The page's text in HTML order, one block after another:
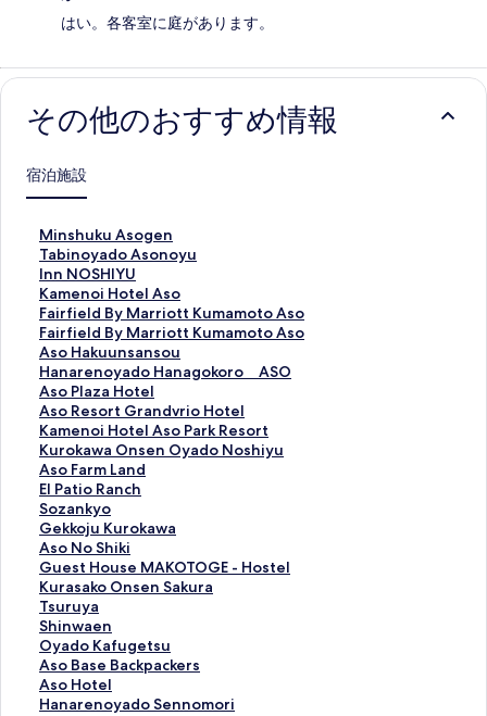
はい。各客室に庭があります。
その他のおすすめ情報
宿泊施設
Minshuku Asogen
M
i
n
s
h
u
k
u
A
s
o
g
e
n
の
ペ
ー
ジ
を
開
く
リ
ン
ク
Tabinoyado Asonoyu
T
a
b
i
n
o
y
a
d
o
A
s
o
n
o
y
u
の
ペ
ー
ジ
を
開
く
Inn NOSHIYU
I
n
n
N
O
S
H
I
Y
U
の
ペ
ー
ジ
を
開
く
リ
ン
ク
Kamenoi Hotel Aso
K
a
m
e
n
o
i
H
o
t
e
l
A
s
o
の
ペ
ー
ジ
を
開
く
Fairfield By Marriott Kumamoto Aso
F
a
i
r
f
i
e
l
d
B
y
M
a
r
r
i
o
t
t
K
u
Fairfield By Marriott Kumamoto Aso
F
a
i
r
f
i
e
l
d
B
y
M
a
r
r
i
o
t
t
K
Aso Hakuunsansou
A
s
o
H
a
k
u
u
n
s
a
n
s
o
u
の
ペ
ー
ジ
Hanarenoyado Hanagokoro ASO
H
a
n
a
r
e
n
o
y
a
d
o
H
a
n
a
g
o
Aso Plaza Hotel
A
s
o
P
l
a
z
a
H
o
t
e
l
の
ペ
ー
ジ
Aso Resort Grandvrio Hotel
A
s
o
R
e
s
o
r
t
G
r
a
n
d
v
r
Kamenoi Hotel Aso Park Resort
K
a
m
e
n
o
i
H
o
t
e
l
A
s
o
Kurokawa Onsen Oyado Noshiyu
K
u
r
o
k
a
w
a
O
n
s
e
n
O
Aso Farm Land
A
s
o
F
a
r
m
L
a
n
d
の
ペ
El Patio Ranch
E
l
P
a
t
i
o
R
a
n
c
h
Sozankyo
S
o
z
a
n
k
y
o
の
ペ
ー
Gekkoju Kurokawa
G
e
k
k
o
j
u
K
u
r
Aso No Shiki
A
s
o
N
o
S
h
i
k
Guest House MAKOTOGE - Hostel
G
u
e
s
t
H
o
u
Kurasako Onsen Sakura
K
u
r
a
s
a
k
Tsuruya
T
s
u
r
u
y
Shinwaen
S
h
i
n
w
Oyado Kafugetsu
O
y
a
d
Aso Base Backpackers
A
s
o
Aso Hotel
A
s
Hanarenoyado Sennomori
H